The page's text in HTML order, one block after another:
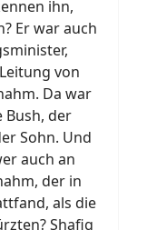
ihn,
Er war auch
von
Da war
Bush, der
Sohn. Und
auch an
der in
als die
Shafig